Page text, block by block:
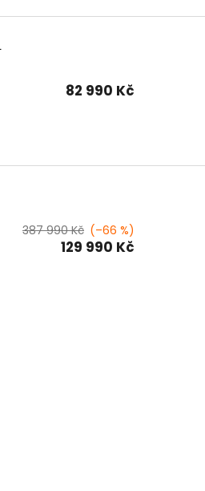
82 990 Kč
387 990 Kč (–66 %)
129 990 Kč